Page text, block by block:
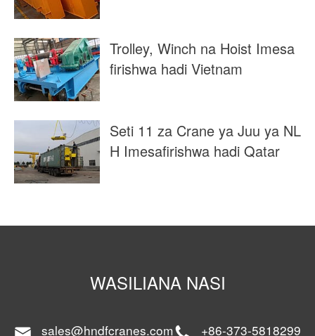
Trolley, Winch na Hoist Imesa
firishwa hadi Vietnam
Seti 11 za Crane ya Juu ya NL
H Imesafirishwa hadi Qatar
WASILIANA NASI
sales@hndfcranes.com +86-373-5818299